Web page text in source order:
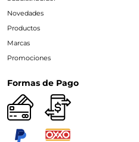
Novedades
Productos
Marcas
Promociones
Formas de Pago